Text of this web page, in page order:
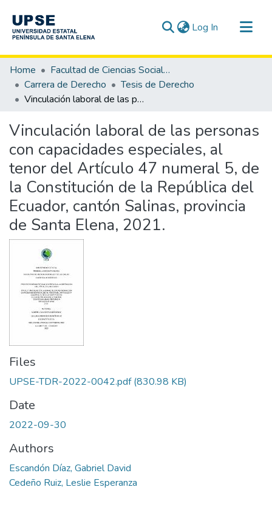
Log In (current)
Communities & Collections
All of DSpace
Statistics
Home
Facultad de Ciencias Sociales y de la Salud
Carrera de Derecho
Tesis de Derecho
Vinculación laboral de las personas con capacidades especiales, al tenor del Artículo 47 numeral 5, de la Constitución de la República del Ecuador, cantón Salinas, provincia de Santa Elena, 2021.
Vinculación laboral de las personas
con capacidades especiales, al
tenor del Artículo 47 numeral 5, de
la Constitución de la República del
Ecuador, cantón Salinas, provincia
de Santa Elena, 2021.
Files
UPSE-TDR-2022-0042.pdf(830.98 KB)
Date
2022-09-30
Authors
Escandón Díaz, Gabriel David
Cedeño Ruiz, Leslie Esperanza